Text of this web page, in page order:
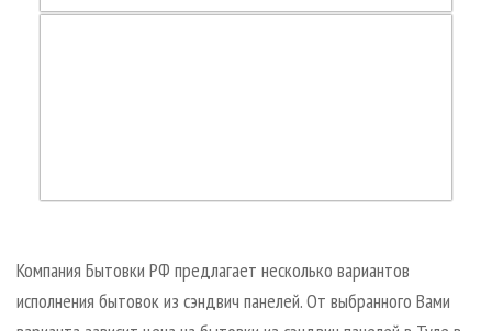
Компания Бытовки РФ предлагает несколько вариантов
исполнения бытовок из сэндвич панелей. От выбранного Вами